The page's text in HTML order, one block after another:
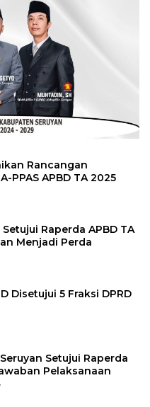
Rancangan
PPAS APBD TA 2025
Setujui Raperda APBD TA
Menjadi Perda
Disetujui 5 Fraksi DPRD
Setujui Raperda
Pelaksanaan